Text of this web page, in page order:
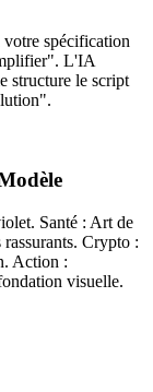
spécification
L'IA
structure le script
Santé : Art de
Crypto :
Action :
visuelle.